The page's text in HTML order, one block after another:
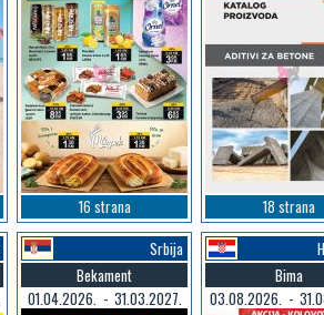
16 strana
18 strana
Srbija
Bekament
01.04.2026. - 31.03.2027.
Bima
03.08.2026. -